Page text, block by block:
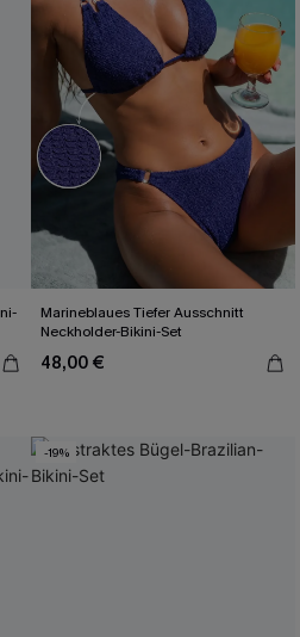
Marineblaues Tiefer Ausschnitt
Neckholder-Bikini-Set
48,00 €
-19%